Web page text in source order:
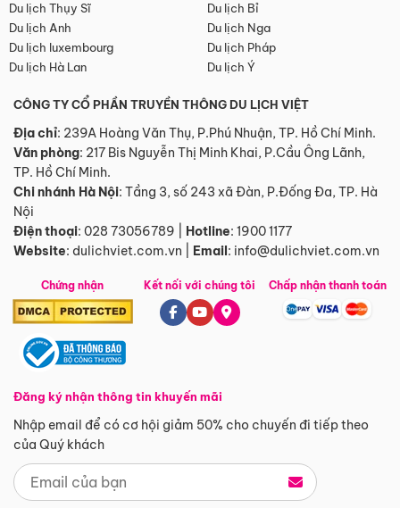
Du lịch Thụy Sĩ
Du lịch Bỉ
Du lịch Anh
Du lịch Nga
Du lịch luxembourg
Du lịch Pháp
Du lịch Hà Lan
Du lịch Ý
CÔNG TY CỔ PHẦN TRUYỀN THÔNG DU LỊCH VIỆT
Địa chỉ: 239A Hoàng Văn Thụ, P.Phú Nhuận, TP. Hồ Chí Minh.
Văn phòng: 217 Bis Nguyễn Thị Minh Khai, P.Cầu Ông Lãnh,
TP. Hồ Chí Minh.
Chi nhánh Hà Nội: Tầng 3, số 243 xã Đàn, P.Đống Đa, TP. Hà
Nội
Điện thoại: 028 73056789 Hotline: 1900 1177
Website: dulichviet.com.vn Email: info@dulichviet.com.vn
Chứng nhận
Đăng ký nhận thông tin khuyến mãi
Nhập email để có cơ hội giảm 50% cho chuyến đi tiếp theo
của Quý khách
Kết nối với chúng tôi Chấp nhận thanh toán